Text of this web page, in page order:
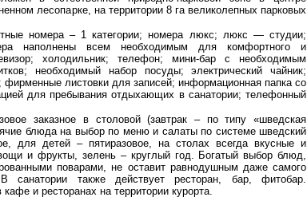
лесопарке, на территории 8 га великолепных парковых
номера – 1 категории; номера люкс; люкс — студии;
наполнены всем необходимым для комфортного и
холодильник; телефон; мини-бар с необходимым
необходимый набор посуды; электрический чайник;
фирменные листовки для записей; информационная папка со
для пребывания отдыхающих в санатории; телефонный
заказное в столовой (завтрак – по типу «шведская
блюда на выбор по меню и салаты по системе шведский
для детей – пятиразовое, на столах всегда вкусные и
и фрукты, зелень – круглый год. Богатый выбор блюд,
поварами, не оставит равнодушным даже самого
В санатории также действует ресторан, бар, фитобар.
и ресторанах на территории курорта.